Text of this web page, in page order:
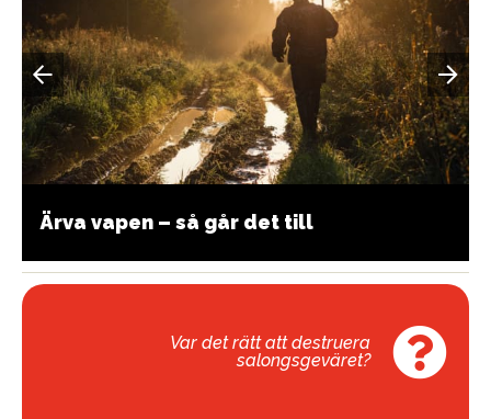
Ärva vapen – så går det till
Var det rätt att destruera
salongsgeväret?